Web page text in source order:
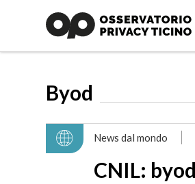
Byod
News dal mondo
CNIL: